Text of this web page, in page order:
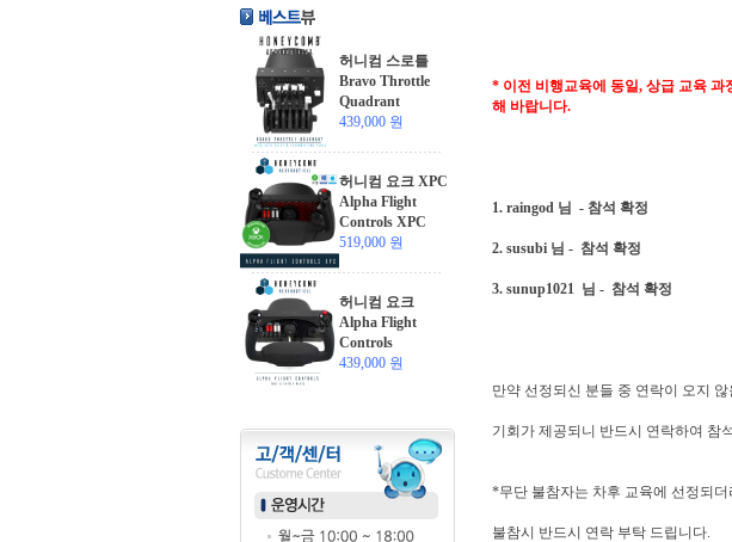
허니컴 스로틀
Bravo Throttle
Quadrant
439,000 원
허니컴 요크 XPC
Alpha Flight
Controls XPC
519,000 원
허니컴 요크
Alpha Flight
Controls
439,000 원
* 이전 비행교육에 동일, 상급 교육 과
해 바랍니다.
1. raingod 님 - 참석 확정
2. susubi 님 - 참석 확정
3. sunup1021 님 - 참석 확정
만약 선정되신 분들 중 연락이 오지
기회가 제공되니 반드시 연락하여 참
*무단 불참자는 차후 교육에 선정되
불참시 반드시 연락 부탁 드립니다.